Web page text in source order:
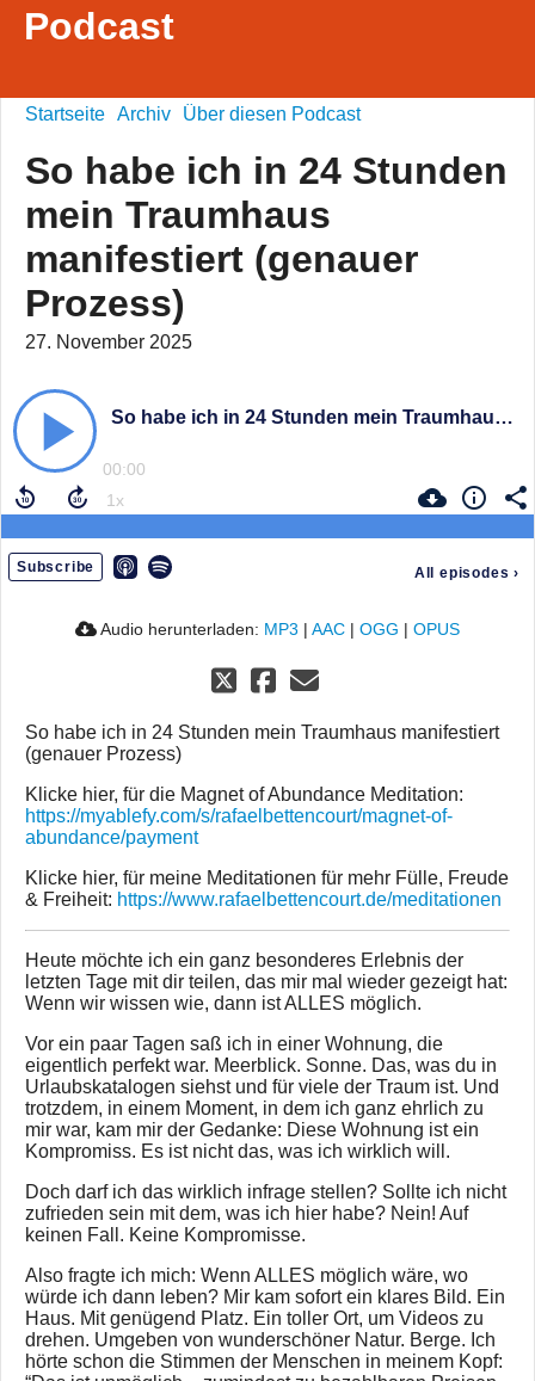
Podcast
Startseite Archiv Über diesen Podcast
So habe ich in 24 Stunden
mein Traumhaus
manifestiert (genauer
Prozess)
27. November 2025
So habe ich in 24 Stunden mein Traumhaus manifestiert (genauer Prozess)
00:00
Subscribe All episodes ›
Audio herunterladen: MP3 | AAC | OGG | OPUS
So habe ich in 24 Stunden mein Traumhaus manifestiert
(genauer Prozess)
Klicke hier, für die Magnet of Abundance Meditation:
https://myablefy.com/s/rafaelbettencourt/magnet-of-
abundance/payment
Klicke hier, für meine Meditationen für mehr Fülle, Freude
& Freiheit: https://www.rafaelbettencourt.de/meditationen
Heute möchte ich ein ganz besonderes Erlebnis der
letzten Tage mit dir teilen, das mir mal wieder gezeigt hat:
Wenn wir wissen wie, dann ist ALLES möglich.
Vor ein paar Tagen saß ich in einer Wohnung, die
eigentlich perfekt war. Meerblick. Sonne. Das, was du in
Urlaubskatalogen siehst und für viele der Traum ist. Und
trotzdem, in einem Moment, in dem ich ganz ehrlich zu
mir war, kam mir der Gedanke: Diese Wohnung ist ein
Kompromiss. Es ist nicht das, was ich wirklich will.
Doch darf ich das wirklich infrage stellen? Sollte ich nicht
zufrieden sein mit dem, was ich hier habe? Nein! Auf
keinen Fall. Keine Kompromisse.
Also fragte ich mich: Wenn ALLES möglich wäre, wo
würde ich dann leben? Mir kam sofort ein klares Bild. Ein
Haus. Mit genügend Platz. Ein toller Ort, um Videos zu
drehen. Umgeben von wunderschöner Natur. Berge. Ich
hörte schon die Stimmen der Menschen in meinem Kopf: